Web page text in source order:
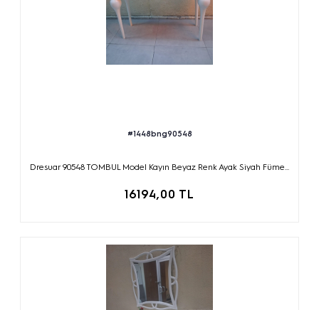
#1448bng90548
Dresuar 90548 TOMBUL Model Kayın Beyaz Renk Ayak Siyah Füme...
16194,00 TL